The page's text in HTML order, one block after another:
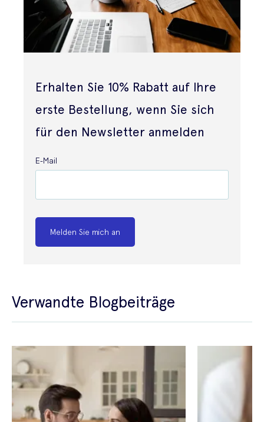
Erhalten Sie 10% Rabatt auf Ihre
erste Bestellung, wenn Sie sich
für den Newsletter anmelden
E-Mail
Melden Sie mich an
Verwandte Blogbeiträge